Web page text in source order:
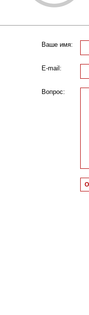
Ваше имя:
E-mail:
Вопрос: